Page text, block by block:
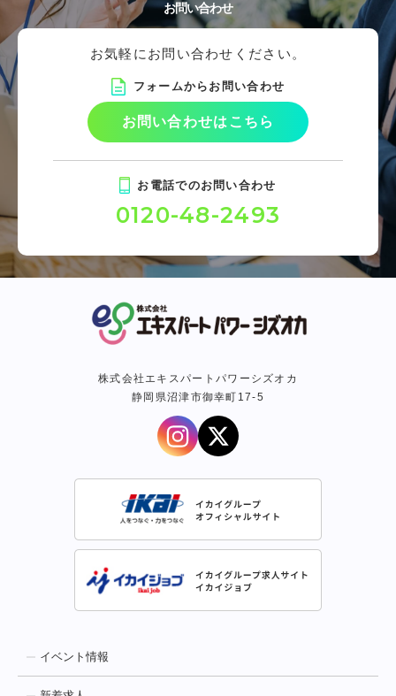
お問い合わせ
お気軽にお問い合わせください。
フォームからお問い合わせ
お問い合わせはこちら
お電話でのお問い合わせ
0120-48-2493
株式会社エキスパートパワーシズオカ
静岡県沼津市御幸町17-5
イベント情報